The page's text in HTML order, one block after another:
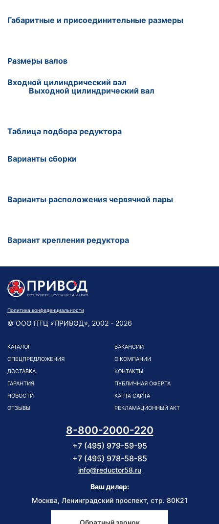
Габаритные и присоединительные размеры
Размеры валов
Входной цилиндрический вал
Выходной цилиндрический вал
Таблица подбора редуктора
Варианты сборки
Варианты расположения червячной пары
Вариант крепления редуктора
Политика конфеденциальности
© ООО ПТЦ «ПРИВОД», 2002 - 2026
КАТАЛОГ
СПЕЦПРЕДЛОЖЕНИЯ
ДОСТАВКА
ГАРАНТИЯ
НОВОСТИ
ОТЗЫВЫ
ВАКАНСИИ
О КОМПАНИИ
КОНТАКТЫ
ПУБЛИЧНАЯ ОФЕРТА
КАРТА САЙТА
РЕКЛАМАЦИОННЫЙ АКТ
8-800-2000-220
+7 (495) 979-59-95
+7 (495) 978-58-85
info@reductor58.ru
Ваш дилер:
Москва, Ленинградский проспект, стр. 80К21
Обратный звонок